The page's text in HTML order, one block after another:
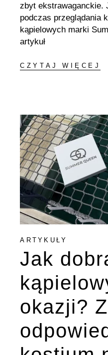
zbyt ekstrawaganckie.
podczas przeglądania
kąpielowych marki
artykuł
CZYTAJ WIĘCEJ
ARTYKUŁY
Jak
okazji?